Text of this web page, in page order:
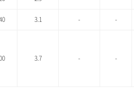
3.1 - -
3.7 - -